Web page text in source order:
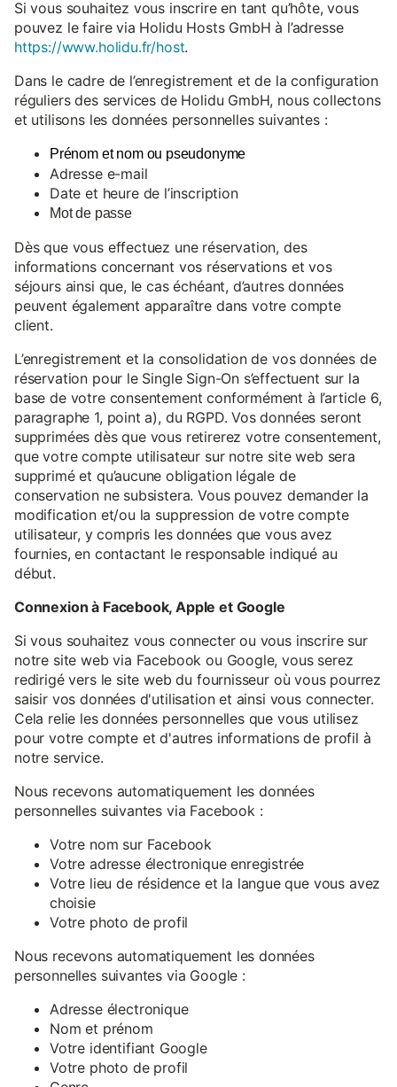
Si vous souhaitez vous inscrire en tant qu’hôte, vous
pouvez le faire via Holidu Hosts GmbH à l’adresse
https://www.holidu.fr/host.
Dans le cadre de l’enregistrement et de la configuration
réguliers des services de Holidu GmbH, nous collectons
et utilisons les données personnelles suivantes :
Prénom et nom ou pseudonyme
Adresse e-mail
Date et heure de l’inscription
Mot de passe
Dès que vous effectuez une réservation, des
informations concernant vos réservations et vos
séjours ainsi que, le cas échéant, d’autres données
peuvent également apparaître dans votre compte
client.
L’enregistrement et la consolidation de vos données de
réservation pour le Single Sign-On s’effectuent sur la
base de votre consentement conformément à l’article 6,
paragraphe 1, point a), du RGPD. Vos données seront
supprimées dès que vous retirerez votre consentement,
que votre compte utilisateur sur notre site web sera
supprimé et qu’aucune obligation légale de
conservation ne subsistera. Vous pouvez demander la
modification et/ou la suppression de votre compte
utilisateur, y compris les données que vous avez
fournies, en contactant le responsable indiqué au
début.
Connexion à Facebook, Apple et Google
Si vous souhaitez vous connecter ou vous inscrire sur
notre site web via Facebook ou Google, vous serez
redirigé vers le site web du fournisseur où vous pourrez
saisir vos données d'utilisation et ainsi vous connecter.
Cela relie les données personnelles que vous utilisez
pour votre compte et d'autres informations de profil à
notre service.
Nous recevons automatiquement les données
personnelles suivantes via Facebook :
Votre nom sur Facebook
Votre adresse électronique enregistrée
Votre lieu de résidence et la langue que vous avez
choisie
Votre photo de profil
Nous recevons automatiquement les données
personnelles suivantes via Google :
Adresse électronique
Nom et prénom
Votre identifiant Google
Votre photo de profil